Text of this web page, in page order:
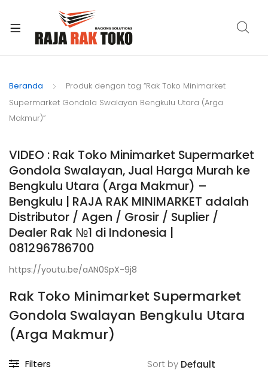
Beranda
Produk dengan tag “Rak Toko Minimarket
Supermarket Gondola Swalayan Bengkulu Utara (Arga
Makmur)”
VIDEO : Rak Toko Minimarket Supermarket
Gondola Swalayan, Jual Harga Murah ke
Bengkulu Utara (Arga Makmur) –
Bengkulu | RAJA RAK MINIMARKET adalah
Distributor / Agen / Grosir / Suplier /
Dealer Rak №1 di Indonesia |
081296786700
https://youtu.be/aAN0SpX-9j8
Rak Toko Minimarket Supermarket
Gondola Swalayan Bengkulu Utara
(Arga Makmur)
Filters Sort by